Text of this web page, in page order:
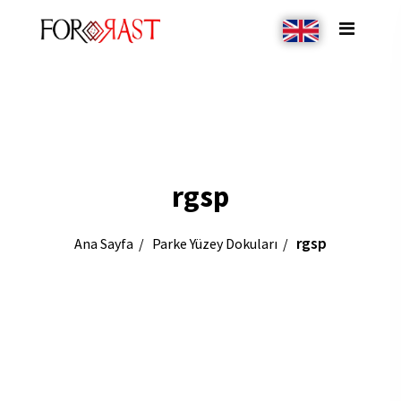
rgsp
Ana Sayfa Parke Yüzey Dokuları rgsp